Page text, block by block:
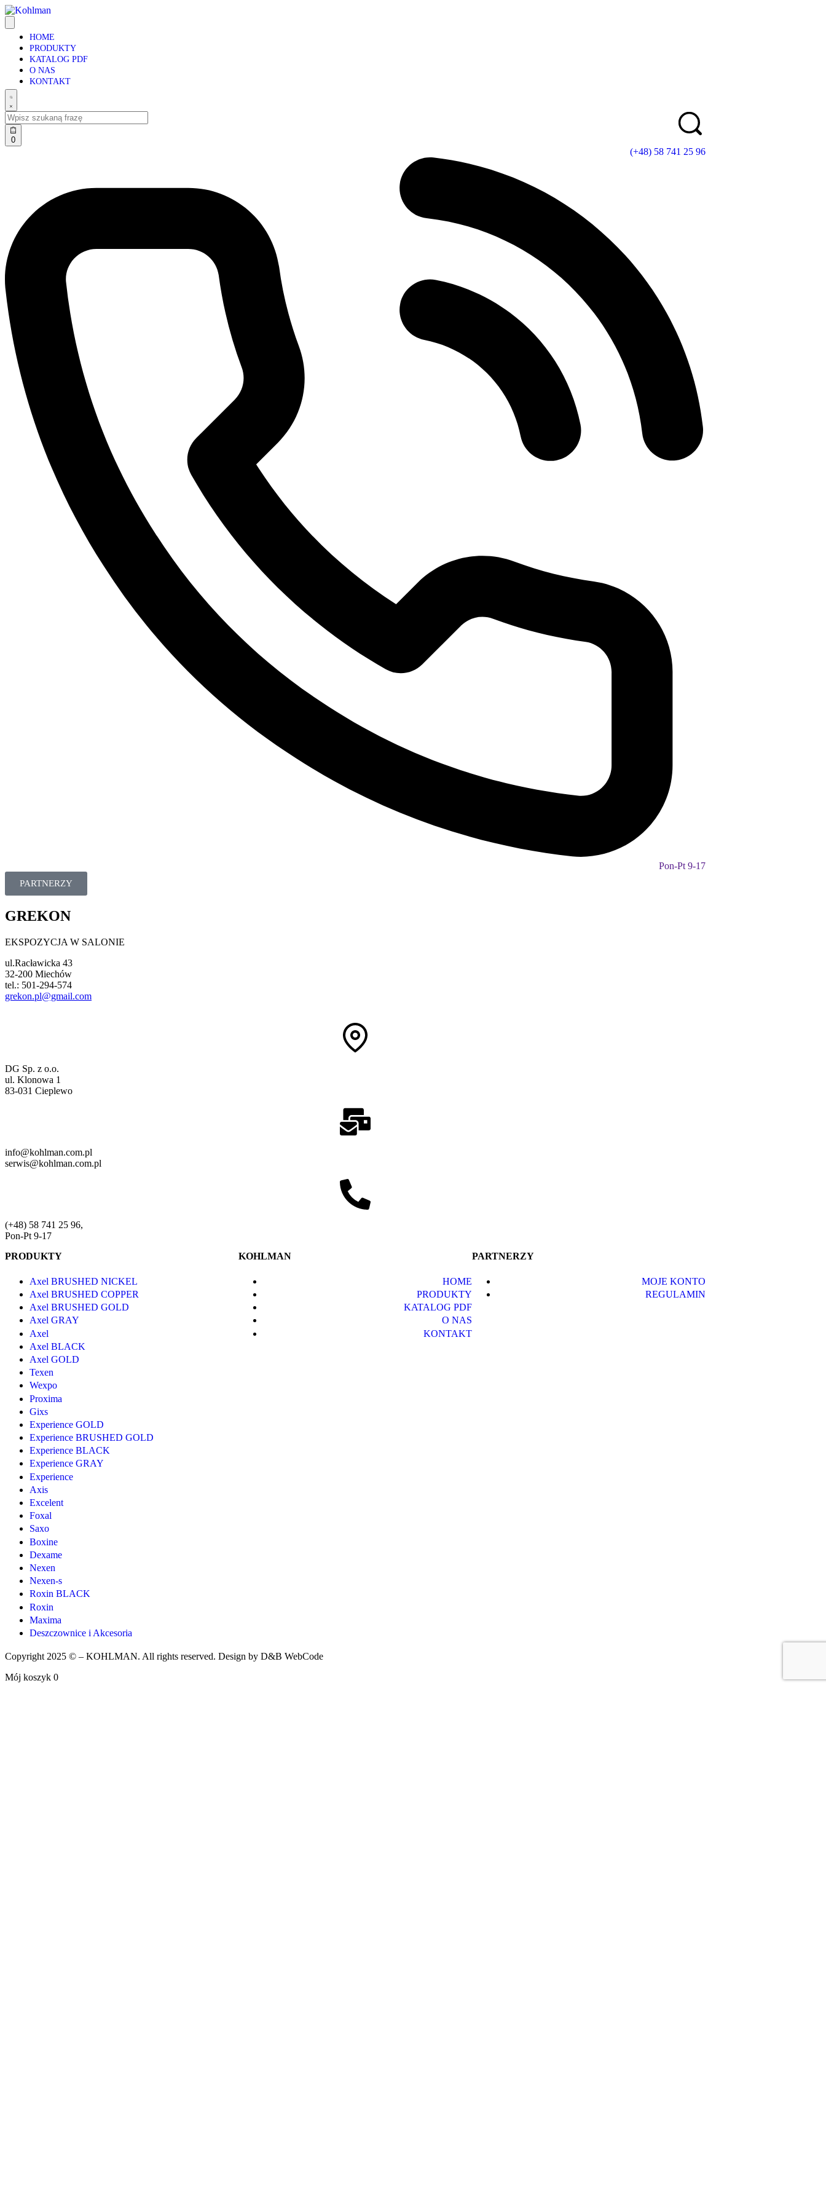
HOME
PRODUKTY
KATALOG PDF
O NAS
KONTAKT
0
(+48) 58 741 25 96
Pon-Pt 9-17
PARTNERZY
GREKON
EKSPOZYCJA W SALONIE
ul.Racławicka 43
32-200 Miechów
tel.: 501-294-574
grekon.pl@gmail.com
DG Sp. z o.o.
ul. Klonowa 1
83-031 Cieplewo
info@kohlman.com.pl
serwis@kohlman.com.pl
(+48) 58 741 25 96,
Pon-Pt 9-17
PRODUKTY
Axel BRUSHED NICKEL
Axel BRUSHED COPPER
Axel BRUSHED GOLD
Axel GRAY
Axel
Axel BLACK
Axel GOLD
Texen
Wexpo
Proxima
Gixs
Experience GOLD
Experience BRUSHED GOLD
Experience BLACK
Experience GRAY
Experience
Axis
Excelent
Foxal
Saxo
Boxine
Dexame
Nexen
Nexen-s
Roxin BLACK
Roxin
Maxima
Deszczownice i Akcesoria
KOHLMAN
HOME
PRODUKTY
KATALOG PDF
O NAS
KONTAKT
PARTNERZY
MOJE KONTO
REGULAMIN
Copyright 2025 © – KOHLMAN. All rights reserved. Design by D&B WebCode
Mój koszyk 0